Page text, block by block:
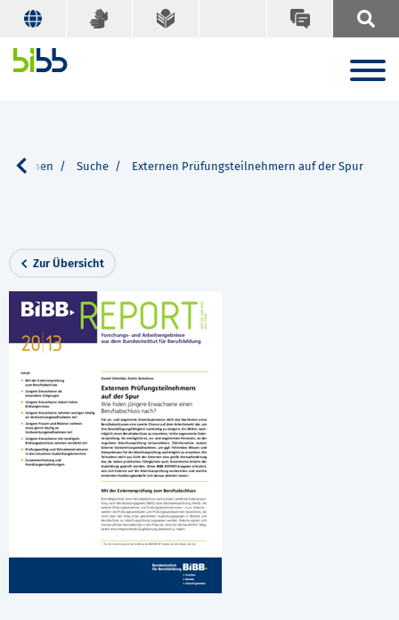
Suche Externen Prüfungsteilnehmern auf der Spur
Zur Übersicht